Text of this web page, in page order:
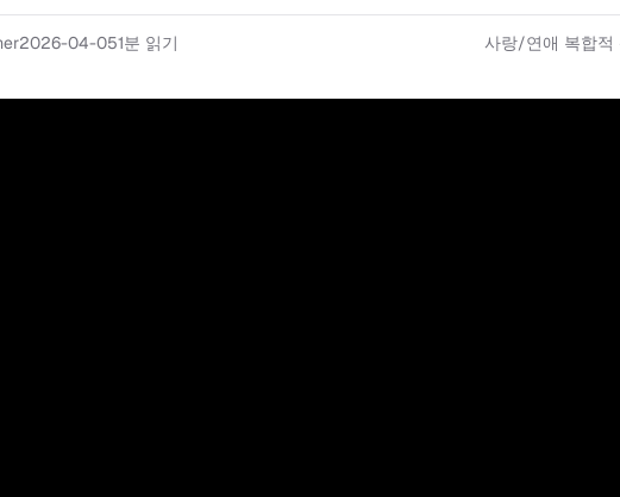
2026-04-051분 읽기 사랑/연애 복합적